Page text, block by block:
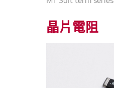
晶片電阻